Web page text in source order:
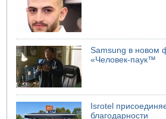
Samsung в новом
«Человек-паук™
Isrotel
благодарности